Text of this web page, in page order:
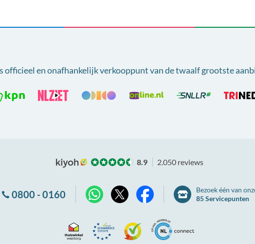
officieel en onafhankelijk verkooppunt vande twaalf grootste
8.9 2.050 reviews
0800 - 0160
Bezoek één van
85 Servicepunten